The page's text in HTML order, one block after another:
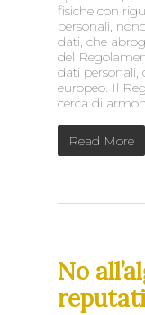
fisiche con
personali,
dati, che
del
dati personali,
europeo. Il
cerca di
Read More
No